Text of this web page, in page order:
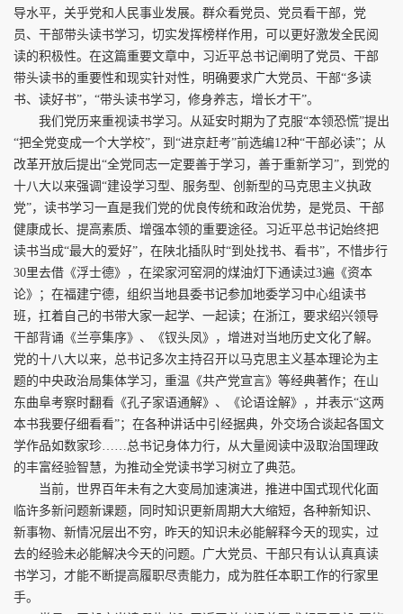
导水平，关乎党和人民事业发展。群众看党员、党员看干部，党
员、干部带头读书学习，切实发挥榜样作用，可以更好激发全民阅
读的积极性。在这篇重要文章中，习近平总书记阐明了党员、干部
带头读书的重要性和现实针对性，明确要求广大党员、干部“多读
书、读好书”，“带头读书学习，修身养志，增长才干”。
我们党历来重视读书学习。从延安时期为了克服“本领恐慌”提出
“把全党变成一个大学校”，到“进京赶考”前选编12种“干部必读”；从
改革开放后提出“全党同志一定要善于学习，善于重新学习”，到党的
十八大以来强调“建设学习型、服务型、创新型的马克思主义执政
党”，读书学习一直是我们党的优良传统和政治优势，是党员、干部
健康成长、提高素质、增强本领的重要途径。习近平总书记始终把
读书当成“最大的爱好”，在陕北插队时“到处找书、看书”，不惜步行
30里去借《浮士德》，在梁家河窑洞的煤油灯下通读过3遍《资本
论》；在福建宁德，组织当地县委书记参加地委学习中心组读书
班，扛着自己的书带大家一起学、一起读；在浙江，要求绍兴领导
干部背诵《兰亭集序》、《钗头凤》，增进对当地历史文化了解。
党的十八大以来，总书记多次主持召开以马克思主义基本理论为主
题的中央政治局集体学习，重温《共产党宣言》等经典著作；在山
东曲阜考察时翻看《孔子家语通解》、《论语诠解》，并表示“这两
本书我要仔细看看”；在各种讲话中引经据典，外交场合谈起各国文
学作品如数家珍……总书记身体力行，从大量阅读中汲取治国理政
的丰富经验智慧，为推动全党读书学习树立了典范。
当前，世界百年未有之大变局加速演进，推进中国式现代化面
临许多新问题新课题，同时知识更新周期大大缩短，各种新知识、
新事物、新情况层出不穷，昨天的知识未必能解释今天的现实，过
去的经验未必能解决今天的问题。广大党员、干部只有认认真真读
书学习，才能不断提高履职尽责能力，成为胜任本职工作的行家里
手。